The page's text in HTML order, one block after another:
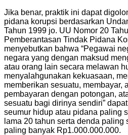
Jika benar, praktik ini dapat
pidana korupsi berdasarkan
Tahun 1999 jo. UU Nomor 20
Pemberantasan Tindak Pidana
menyebutkan bahwa “Pegawai
negara yang dengan maksud
atau orang lain secara melawan
menyalahgunakan kekuasaan,
memberikan sesuatu, membayar,
pembayaran dengan potongan,
sesuatu bagi dirinya sendiri”
seumur hidup atau pidana paling
lama 20 tahun serta denda
paling banyak Rp1.000.000.000.